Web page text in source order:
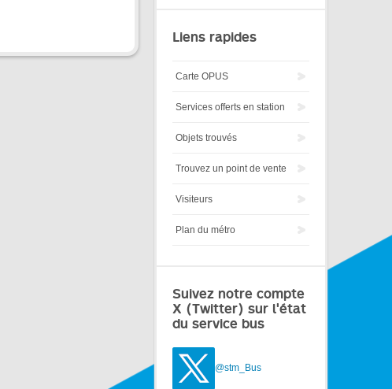
Liens rapides
Carte OPUS
Services offerts en station
Objets trouvés
Trouvez un point de vente
Visiteurs
Plan du métro
Suivez notre compte
X (Twitter) sur l'état
du service bus
@stm_Bus